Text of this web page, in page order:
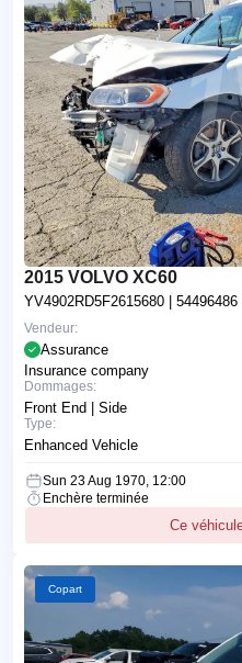
2015 VOLVO XC60
YV4902RD5F2615680 | 54496486
Vendeur:
Assurance
Insurance company
Dommages:
Front End | Side
Type:
Enhanced Vehicle
Sun 23 Aug 1970, 12:00
Enchère terminée
Ce
Copart